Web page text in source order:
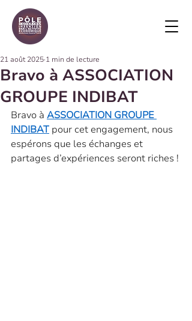
Bravo à ASSOCIATION
GROUPE INDIBAT
21 août 2025 1 min de lecture
Bravo à ASSOCIATION GROUPE
INDIBAT pour cet engagement, nous
espérons que les échanges et
partages d’expériences seront riches !